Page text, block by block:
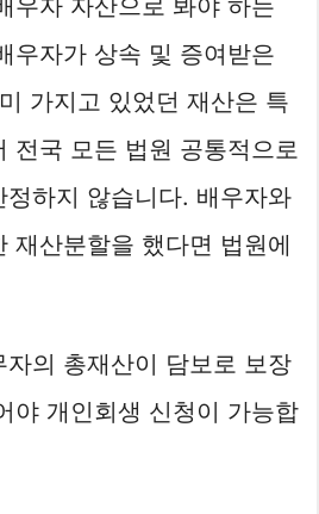
우자 자산으로 봐야 하는
우자가 상속 및 증여받은
가지고 있었던 재산은 특
전국 모든 법원 공통적으로
하지 않습니다. 배우자와
재산분할을 했다면 법원에
자의 총재산이 담보로 보장
야 개인회생 신청이 가능합